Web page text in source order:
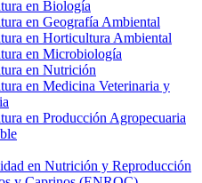
en Biología
en Geografía Ambiental
en Horticultura Ambiental
en Microbiología
en Nutrición
en Medicina Veterinaria y
en Producción Agropecuaria
en Nutrición y Reproducción